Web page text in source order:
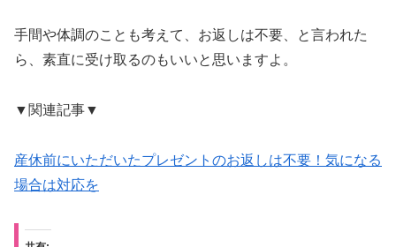
手間や体調のことも考えて、お返しは不要、と言われた
ら、素直に受け取るのもいいと思いますよ。
▼関連記事▼
産休前にいただいたプレゼントのお返しは不要！気になる
場合は対応を